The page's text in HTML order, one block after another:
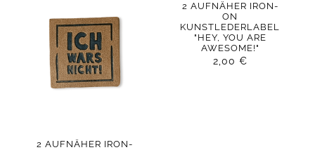
2 AUFNÄHER IRON-
2 AUFNÄHER IRON-
ON
KUNSTLEDERLABEL
"HEY, YOU ARE
AWESOME!"
2,00 €